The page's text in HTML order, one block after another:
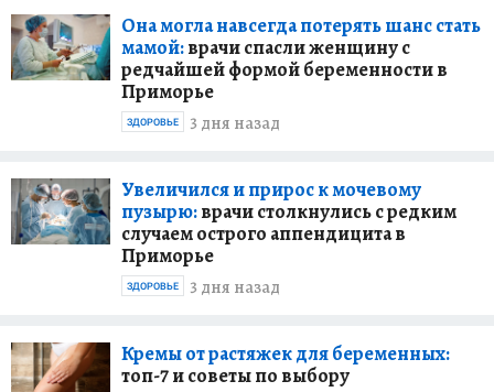
Она могла навсегда потерять шанс стать
мамой:врачи спасли женщину с
редчайшей формой беременности в
Приморье
3 дня назад
ЗДОРОВЬЕ
Увеличился и прирос к мочевому
пузырю:врачи столкнулись с редким
случаем острого аппендицита в
Приморье
3 дня назад
ЗДОРОВЬЕ
Кремы от растяжек для беременных:
топ-7 и советы по выбору